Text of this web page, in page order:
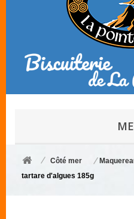
Côté mer
tartare d'algues 185g